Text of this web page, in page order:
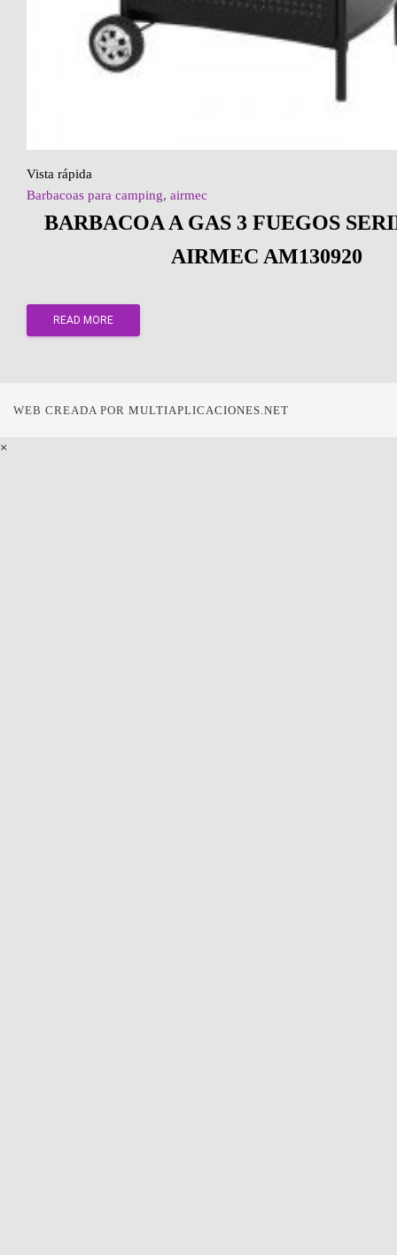
Vista rápida
Barbacoas para camping, airmec
BARBACOA A GAS 3 FUEGOS
AIRMEC AM130920
READ MORE
WEB CREADA POR MULTIAPLICACIONES.NET
×